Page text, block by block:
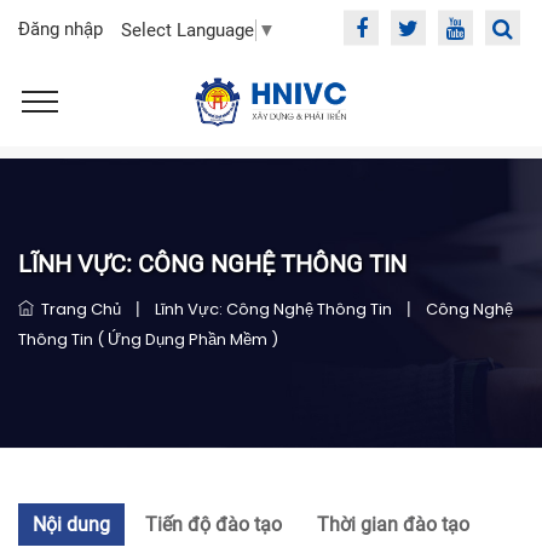
Đăng nhập Select Language ▼
LĨNH VỰC: CÔNG NGHỆ THÔNG TIN
Trang Chủ | Lĩnh Vực: Công Nghệ Thông Tin |
Công Nghệ
Thông Tin ( Ứng Dụng Phần Mềm )
Nội dung Tiến độ đào tạo Thời gian đào tạo